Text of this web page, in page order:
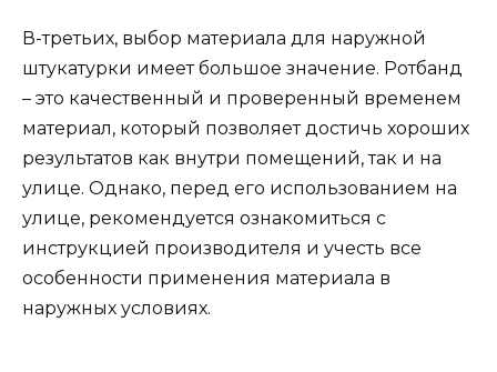
В-третьих, выбор материала для наружной
штукатурки имеет большое значение. Ротбанд
– это качественный и проверенный временем
материал, который позволяет достичь хороших
результатов как внутри помещений, так и на
улице. Однако, перед его использованием на
улице, рекомендуется ознакомиться с
инструкцией производителя и учесть все
особенности применения материала в
наружных условиях.